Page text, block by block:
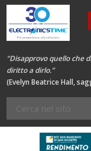
“Disapprovo quello che
diritto a dirlo.”
(Evelyn Beatrice Hall,